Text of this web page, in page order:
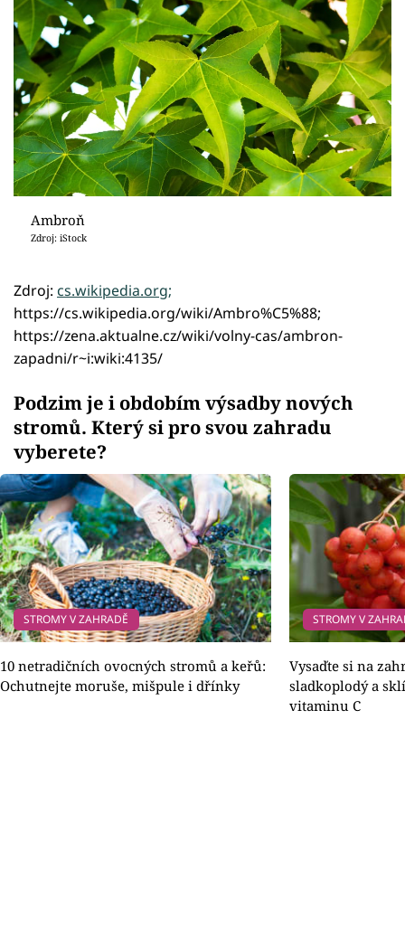
Ambroň
Zdroj: iStock
Zdroj: cs.wikipedia.org;
https://cs.wikipedia.org/wiki/Ambro%C5%88;
https://zena.aktualne.cz/wiki/volny-cas/ambron-
zapadni/r~i:wiki:4135/
Podzim je i obdobím výsadby nových
stromů. Který si pro svou zahradu
vyberete?
STROMY V ZAHRADĚ
10 netradičních ovocných stromů a keřů:
Ochutnejte moruše, mišpule i dřínky
STROMY V
Vysaďte si na
sladkoplodý a
vitaminu C